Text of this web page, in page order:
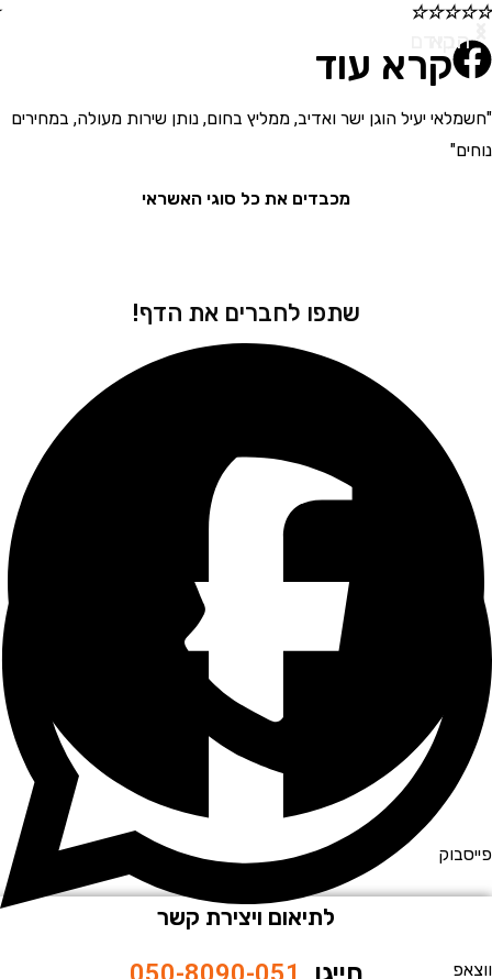
☆
☆
קרא עוד
יעיל הוגן ישר ואדיב, ממליץ בחום, נותן שירות מעולה, במחירים
מכבדים את כל סוגי האשראי
שתפו לחברים את הדף!
לתיאום ויצירת קשר